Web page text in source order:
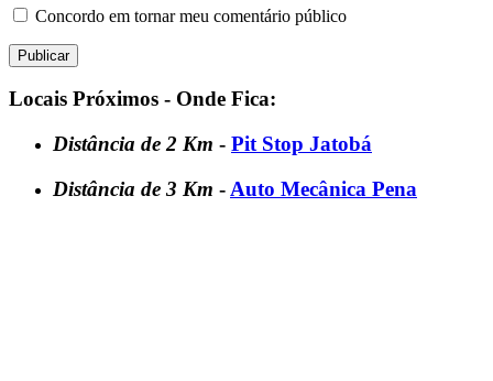
Concordo em tornar meu comentário público
Locais Próximos - Onde Fica:
Distância de 2 Km - Pit Stop Jatobá
Distância de 3 Km - Auto Mecânica Pena